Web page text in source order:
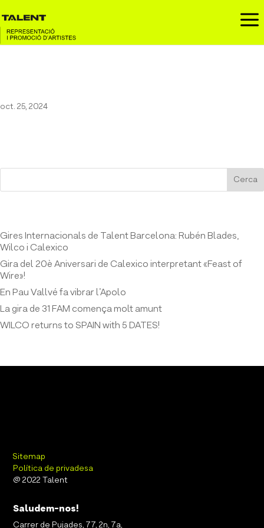
a
oct. 25, 2024
Cerca
Gires Internacionals de Talent Barcelona: Rubén Blades,
Wilco i Calexico
Gira del 20è Aniversari de Calexico interpretant «Feast of
Wire»!
En Pau Vallvé fa vibrar l’Apolo
La gira de 31 FAM comença molt amunt
WILCO returns to SPAIN with 5 DATES!
Sitemap
Política de privadesa
@ 2022 Talent
Saludem-nos!
Carrer de Pujades, 77, 2n, 7a,